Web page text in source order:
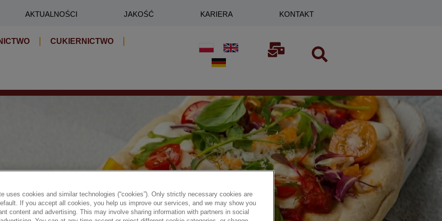
AKTUALNOŚCI JAKOŚĆ KARIERA KONTAKT
CUKIERNICTWO
uses cookies and similar technologies (“cookies”). Only strictly necessary cookies are
If you accept all cookies, you help us improve our services, and we may show you
content and advertising. This may involve sharing information with partners in social